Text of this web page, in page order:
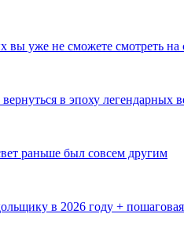
уже не сможете смотреть
в эпоху легендарных
раньше был совсем другим
в 2026 году +